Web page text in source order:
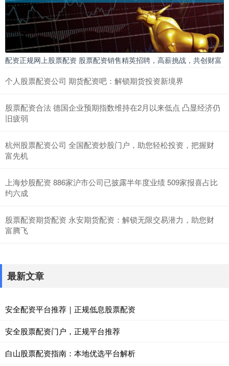
配资正规网上股票配资 股票配资销售精英招聘，高薪挑战，共创财富
个人股票配资公司 期货配资吧：解锁期货投资新境界
股票配资合法 德国企业预期指数维持在2月以来低点 凸显经济仍
旧疲弱
杭州股票配资公司 全国配资炒股门户，助您轻松投资，把握财
富先机
上海炒股配资 886家沪市公司已披露半年度业绩 509家报喜占比
约六成
股票配资期货配资 永安期货配资：解锁无限交易潜力，助您财
富腾飞
最新文章
安全配资平台推荐｜正规低息股票配资
安全股票配资门户，正规平台推荐
白山股票配资指南：本地优选平台解析